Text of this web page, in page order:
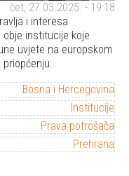
čet, 27.03.2025. - 19:18
i interesa
institucije koje
uvjete na europskom
Bosna i Hercegovina
Institucije
Prava potrošača
Prehrana